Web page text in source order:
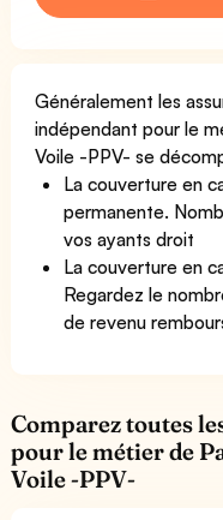
Généralement les
indépendant pour le
Voile -PPV- se
La couverture en
permanente.
vos ayants droit
La couverture en
Regardez le
de revenu
Comparez toutes
pour le métier de
Voile -PPV-